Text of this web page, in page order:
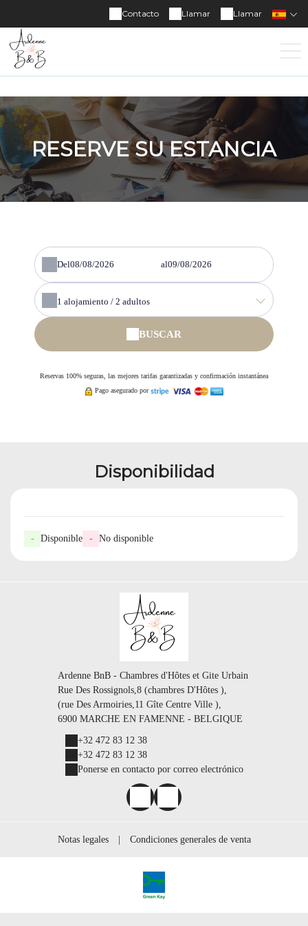
Llamar
Llamar
Contacto
RESERVE SU ESTANCIA
Del al
1 alojamiento / 2 adultos
BUSCAR
Reservas 100% seguras, las mejores tarifas garantizadas y confirmación instantánea
Pago asegurado por
Disponibilidad
- Disponible - No disponible
Ardenne BnB - Chambres d'Hôtes et Gite Urbain
Rue Des Rossignols,8 (chambres D'Hôtes ),
(rue Des Armoiries,11 Gîte Centre Ville ),
6900 MARCHE EN FAMENNE - BELGIQUE
+32 472 83 12 38
+32 472 83 12 38
Ponerse en contacto por correo electrónico
Notas legales Condiciones generales de venta